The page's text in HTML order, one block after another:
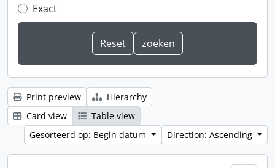
Exact
Print preview
Hierarchy
Card view
Table view
Gesorteerd op: Begin datum
Direction: Ascending